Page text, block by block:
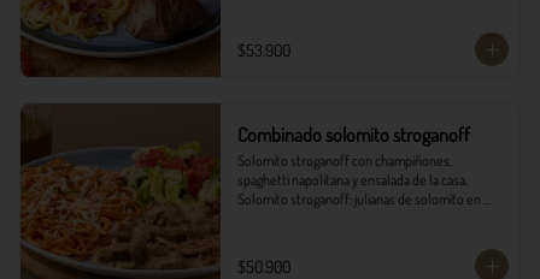
$53.900
Combinado solomito stroganoff
Solomito stroganoff con champiñones,
spaghetti napolitana y ensalada de la casa.
Solomito stroganoff: julianas de solomito en
$50.900